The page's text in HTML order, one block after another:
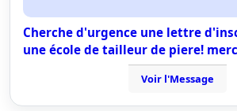
Cherche d'urgence une lettre
une école de tailleur de piere!
Voir l'Message